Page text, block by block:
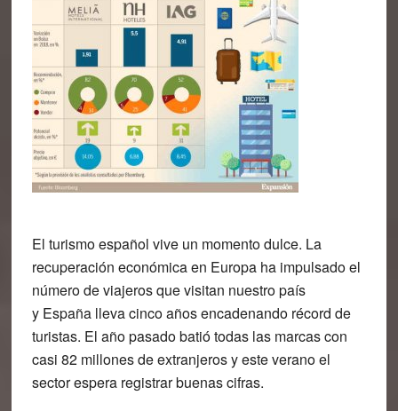
El turismo español vive un momento dulce. La
recuperación económica en Europa ha impulsado el
número de viajeros que visitan nuestro país
y España lleva cinco años encadenando récord de
turistas. El año pasadobatió todas las marcas con
casi 82 millones de extranjerosy este verano el
sector espera registrar buenas cifras.